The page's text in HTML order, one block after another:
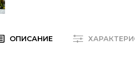
ОПИСАНИЕ